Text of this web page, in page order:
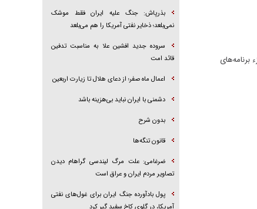
بذرپاش: ‏جنگ علیه ایران فقط موشک
نمی‌بلعد؛ ذخایر نفتی آمریکا را هم می‌بلعد
سروده جدید افشین علا به مناسبت تدفین
قائد امت
اعمال ماه صفر؛ از دعای هلال تا زیارت اربعین
دشمنی با ایران نباید بی‌هزینه باشد
بدون شرح
قانون تنگه‌ها
ضرغامی: علت مرگ لیندسی گراهام دیدن
تصاویر مردم ایران و عراق است
پول بادآورده جنگ ایران برای غول‌های نفتی
آمریکا، در گلوی کاخ سفید گیر کرد